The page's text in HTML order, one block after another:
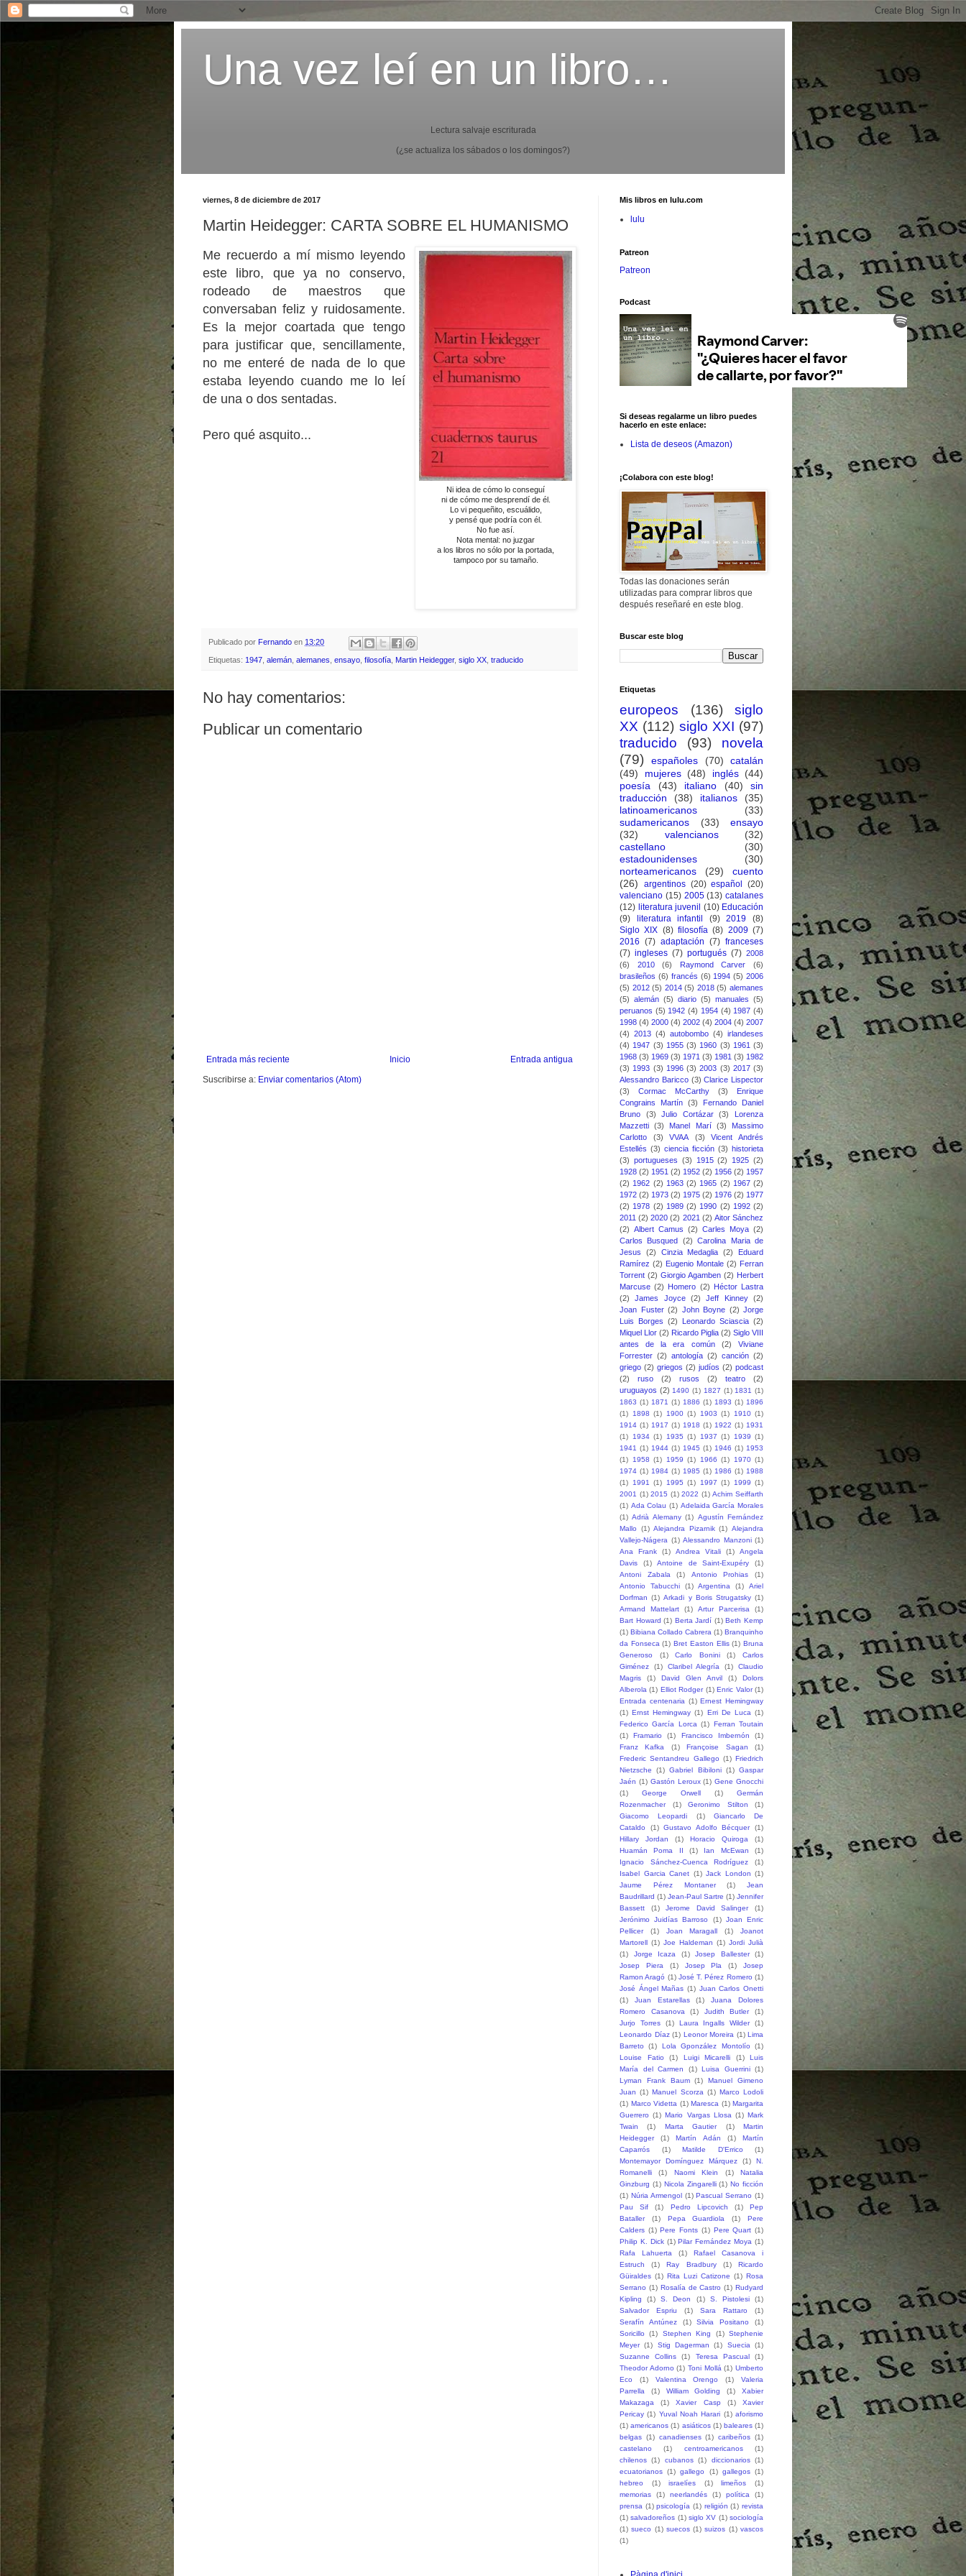
Una vez leí en un libro…
Lectura salvaje escriturada
(¿se actualiza los sábados o los domingos?)
viernes, 8 de diciembre de 2017
Martin Heidegger: CARTA SOBRE EL HUMANISMO
Ni idea de cómo lo conseguí
ni de cómo me desprendí de él.
Lo vi pequeñito, escuálido,
y pensé que podría con él.
No fue así.
Nota mental: no juzgar
a los libros no sólo por la portada,
tampoco por su tamaño.
Me recuerdo a mí mismo leyendo
este libro, que ya no conservo,
rodeado de maestros que
conversaban feliz y ruidosamente.
Es la mejor coartada que tengo
para justificar que, sencillamente,
no me enteré de nada de lo que
estaba leyendo cuando me lo leí
de una o dos sentadas.
Pero qué asquito...
Publicado por Fernando en 13:20
Etiquetas: 1947 alemán alemanes ensayo filosofía Martin Heidegger, siglo XX traducido
No hay comentarios:
Publicar un comentario
Entrada más reciente Entrada antigua
Inicio
Suscribirse a: Enviar comentarios (Atom)
Mis libros en lulu.com
lulu
Patreon
Patreon
Podcast
Si deseas regalarme un libro puedes
hacerlo en este enlace:
Lista de deseos (Amazon)
¡Colabora con este blog!
Todas las donaciones serán
utilizadas para comprar libros que
después reseñaré en este blog.
Buscar este blog
Etiquetas
europeos (136)
siglo
XX (112) siglo XXI (97)
traducido
(93)
novela
(79)
españoles (70)
catalán
(49)
mujeres (48) inglés (44)
poesía
(43) italiano (40)
sin
traducción
(38) italianos
(35)
latinoamericanos
(33)
sudamericanos
(33)
ensayo
(32)
valencianos
(32)
castellano
(30)
estadounidenses
(30)
norteamericanos
(29)
cuento
(26)
argentinos (20) español
(20)
valenciano (15) 2005 (13) catalanes
(12) literatura juvenil (10) Educación
(9)
literatura infantil (9) 2019
(8)
Siglo XIX (8) filosofía (8) 2009 (7)
2016 (7) adaptación (7) franceses
(7) ingleses (7) portugués (7) 2008
(6)
2010 (6) Raymond Carver
(6)
brasileños (6) francés (6) 1994 (5) 2006
(5) 2012 (5) 2014 (5) 2018 (5) alemanes
(5) alemán (5) diario (5) manuales (5)
peruanos (5) 1942 (4) 1954 (4) 1987 (4)
1998 (4) 2000 (4) 2002 (4) 2004 (4) 2007
(4) 2013 (4) autobombo (4) irlandeses
(4) 1947 (3) 1955 (3) 1960 (3) 1961 (3)
1968 (3) 1969 (3) 1971 (3) 1981 (3) 1982
(3) 1993 (3) 1996 (3) 2003 (3) 2017 (3)
Alessandro Baricco (3) Clarice Lispector
(3)
Cormac McCarthy (3)
Enrique
Congrains Martín (3)
Fernando Daniel
Bruno
(3) Julio Cortázar (3)
Lorenza
Mazzetti
(3) Manel Marí (3)
Massimo
Carlotto
(3) VVAA (3)
Vicent Andrés
Estellés (3) ciencia ficción (3) historieta
(3) portugueses (3) 1915 (2) 1925 (2)
1928 (2) 1951 (2) 1952 (2) 1956 (2) 1957
(2) 1962 (2) 1963 (2) 1965 (2) 1967 (2)
1972 (2) 1973 (2) 1975 (2) 1976 (2) 1977
(2) 1978 (2) 1989 (2) 1990 (2) 1992 (2)
2011 (2) 2020 (2) 2021 (2) Aitor Sánchez
(2) Albert Camus (2) Carles Moya (2)
Carlos Busqued (2)
Carolina Maria de
Jesus
(2) Cinzia Medaglia (2)
Eduard
Ramírez (2) Eugenio Montale (2) Ferran
Torrent (2) Giorgio Agamben (2) Herbert
Marcuse (2) Homero (2) Héctor Lastra
(2)
James Joyce (2) Jeff Kinney
(2)
Joan Fuster (2) John Boyne (2) Jorge
Luis Borges (2) Leonardo Sciascia (2)
Miquel Llor (2) Ricardo Piglia (2) Siglo VIII
antes de la era común
(2)
Viviane
Forrester (2) antología (2) canción (2)
griego (2) griegos (2) judíos (2) podcast
(2)
ruso (2) rusos (2) teatro
(2)
uruguayos (2) 1490 (1) 1827 (1) 1831 (1)
1863 (1) 1871 (1) 1886 (1) 1893 (1) 1896
(1)
1898 (1) 1900 (1) 1903 (1) 1910 (1)
1914 (1) 1917 (1) 1918 (1) 1922 (1) 1931
(1)
1934 (1) 1935 (1) 1937 (1) 1939 (1)
1941 (1) 1944 (1) 1945 (1) 1946 (1) 1953
(1)
1958 (1) 1959 (1) 1966 (1) 1970 (1)
1974 (1) 1984 (1) 1985 (1) 1986 (1) 1988
(1)
1991 (1) 1995 (1) 1997 (1) 1999 (1)
2001 (1) 2015 (1) 2022 (1) Achim Seiffarth
(1) Ada Colau (1) Adelaida García Morales
(1) Adrià Alemany (1) Agustín Fernández
Mallo
(1) Alejandra Pizarnik (1) Alejandra
Vallejo-Nágera (1) Alessandro Manzoni (1)
Ana Frank
(1) Andrea Vitali (1)
Angela
Davis
(1) Antoine de Saint-Exupéry
(1)
Antoni Zabala
(1) Antonio Prohias
(1)
Antonio Tabucchi
(1) Argentina (1)
Ariel
Dorfman (1) Arkadi y Boris Strugatsky (1)
Armand Mattelart
(1) Artur Parcerisa
(1)
Bart Howard (1) Berta Jardí (1) Beth Kemp
(1) Bibiana Collado Cabrera (1) Branquinho
da Fonseca (1) Bret Easton Ellis (1) Bruna
Generoso
(1) Carlo Bonini (1)
Carlos
Giménez
(1) Claribel Alegría (1)
Claudio
Magris
(1) David Glen Anvil (1)
Dolors
Alberola (1) Elliot Rodger (1) Enric Valor (1)
Entrada centenaria (1) Ernest Hemingway
(1) Ernst Hemingway (1) Erri De Luca (1)
Federico García Lorca (1) Ferran Toutain
(1)
Framario (1) Francisco Imbernón
(1)
Franz Kafka
(1) Françoise Sagan
(1)
Frederic Sentandreu Gallego (1) Friedrich
Nietzsche
(1) Gabriel Bibiloni (1) Gaspar
Jaén (1) Gastón Leroux (1) Gene Gnocchi
(1)
George Orwell (1)
Germán
Rozenmacher
(1) Geronimo Stilton
(1)
Giacomo Leopardi
(1)
Giancarlo De
Cataldo
(1) Gustavo Adolfo Bécquer
(1)
Hillary Jordan
(1) Horacio Quiroga
(1)
Huamán Poma II
(1) Ian McEwan
(1)
Ignacio Sánchez-Cuenca Rodríguez
(1)
Isabel Garcia Canet (1) Jack London (1)
Jaume Pérez Montaner
(1)
Jean
Baudrillard (1) Jean-Paul Sartre (1) Jennifer
Bassett
(1) Jerome David Salinger
(1)
Jerónimo Juidías Barroso
(1) Joan Enric
Pellicer
(1) Joan Maragall (1)
Joanot
Martorell (1) Joe Haldeman (1) Jordi Julià
(1)
Jorge Icaza (1) Josep Ballester
(1)
Josep Piera
(1) Josep Pla (1)
Josep
Ramon Aragó (1) José T. Pérez Romero (1)
José Ángel Mañas (1) Juan Carlos Onetti
(1)
Juan Estarellas (1)
Juana Dolores
Romero Casanova
(1) Judith Butler
(1)
Jurjo Torres
(1) Laura Ingalls Wilder
(1)
Leonardo Díaz (1) Leonor Moreira (1) Lima
Barreto
(1) Lola Gponzález Montolío
(1)
Louise Fatio
(1) Luigi Micarelli (1)
Luis
María del Carmen
(1) Luisa Guerrini (1)
Lyman Frank Baum
(1)
Manuel Gimeno
Juan (1) Manuel Scorza (1) Marco Lodoli
(1) Marco Videtta (1) Maresca (1) Margarita
Guerrero (1) Mario Vargas Llosa (1) Mark
Twain
(1) Marta Gautier (1)
Martin
Heidegger
(1) Martín Adán (1)
Martín
Caparrós
(1) Matilde D'Errico
(1)
Montemayor Domínguez Márquez
(1)
N.
Romanelli
(1) Naomi Klein (1)
Natalia
Ginzburg (1) Nicola Zingarelli (1) No ficción
(1) Núria Armengol (1) Pascual Serrano (1)
Pau Sif
(1) Pedro Lipcovich (1)
Pep
Bataller
(1) Pepa Guardiola (1)
Pere
Calders (1) Pere Fonts (1) Pere Quart (1)
Philip K. Dick (1) Pilar Fernández Moya (1)
Rafa Lahuerta
(1)
Rafael Casanova i
Estruch
(1) Ray Bradbury (1)
Ricardo
Güiraldes (1) Rita Luzi Catizone (1) Rosa
Serrano (1) Rosalía de Castro (1) Rudyard
Kipling
(1) S. Deon (1) S. Pistolesi
(1)
Salvador Espriu
(1) Sara Rattaro
(1)
Serafín Antúnez
(1) Silvia Positano
(1)
Soricillo
(1) Stephen King (1) Stephenie
Meyer (1) Stig Dagerman (1) Suecia
(1)
Suzanne Collins
(1) Teresa Pascual
(1)
Theodor Adorno (1) Toni Mollá (1) Umberto
Eco
(1) Valentina Orengo (1)
Valeria
Parrella
(1) William Golding (1)
Xabier
Makazaga
(1) Xavier Casp (1)
Xavier
Pericay (1) Yuval Noah Harari (1) aforismo
(1) americanos (1) asiáticos (1) baleares (1)
belgas (1) canadienses (1) caribeños (1)
castelano
(1) centroamericanos
(1)
chilenos (1) cubanos (1) diccionarios (1)
ecuatorianos (1) gallego (1) gallegos (1)
hebreo
(1) israelíes (1) limeños
(1)
memorias
(1) neerlandés (1) política
(1)
prensa (1) psicología (1) religión (1) revista
(1) salvadoreños (1) siglo XV (1) sociología
(1) sueco (1) suecos (1) suizos (1) vascos
(1)